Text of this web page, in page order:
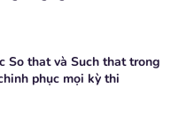
So that và Such that trong
phục mọi kỳ thi